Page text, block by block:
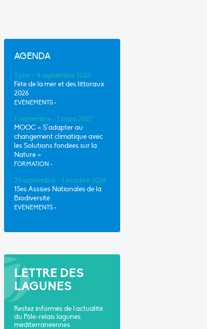
AGENDA
5 juin - 4 septembre 2026
Fête de la mer et des littoraux
2026
EVÈNEMENTS •
1 septembre - 1 mars 2027
MOOC « S’adapter au
changement climatique avec
les Solutions fondées sur la
Nature »
FORMATION •
29 septembre - 1 octobre 2026
15es Assises Nationales de la
Biodiversité
EVÈNEMENTS •
LETTRE DES
LAGUNES
Restez informés de l'actualité
du Pôle-relais lagunes
méditerranéennes